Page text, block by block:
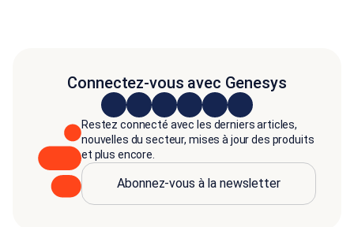
Connectez-vous avec Genesys
Restez connecté avec les derniers articles,
nouvelles du secteur, mises à jour des produits
et plus encore.
Abonnez-vous à la newsletter